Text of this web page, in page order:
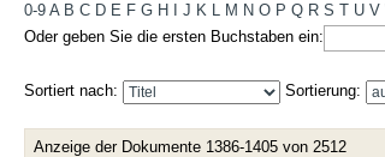
0-9 A B C D E F G H J K L M N O P Q R S T U V
Oder geben Sie die ersten Buchstaben ein:
Sortiert nach: Sortierung:
Anzeige der Dokumente 1386-1405 von 2512